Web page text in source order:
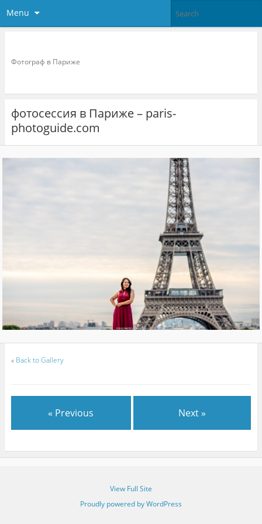
Menu
Фотограф в Париже
фотосессия в Париже – paris-
photoguide.com
« Back to Gallery
« Previous Next »
View Full Site
Proudly powered by WordPress